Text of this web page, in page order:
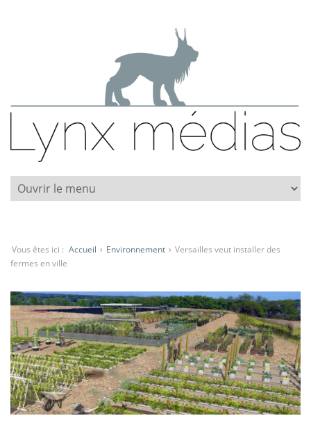
Vous êtes ici : Accueil › Environnement › Versailles veut installer des
fermes en ville